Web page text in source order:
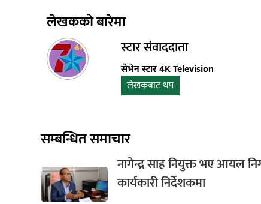
लेखकको बारेमा
स्टार संवाददाता
सेभेन स्टार 4K Television
लेखकबाट थप
सम्बन्धित समाचार
नागेन्द्र साह नियुक्त भए आयल
कार्यकारी निर्देशकमा